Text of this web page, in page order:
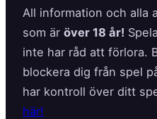
All information och alla
som är över 18 år!
inte har råd att förlora.
blockera dig från spel
har kontroll över ditt
här!